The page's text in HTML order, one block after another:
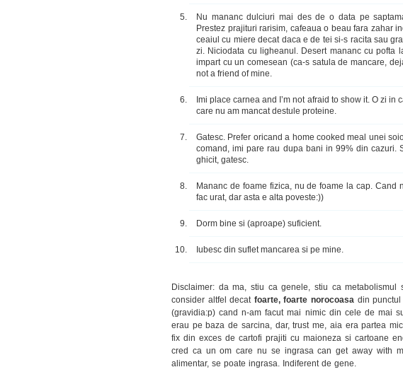
Nu mananc dulciuri mai des de o data pe
Prestez prajituri rarisim, cafeaua o beau fara zahar
ceaiul cu miere decat daca e de tei si-s racita sau
zi. Niciodata cu ligheanul. Desert mananc cu pofta
impart cu un comesean (ca-s satula de mancare,
not a friend of mine.
Imi place carnea and I’m not afraid to show it. O zi in
care nu am mancat destule proteine.
Gatesc. Prefer oricand a home cooked meal unei
comand, imi pare rau dupa bani in 99% din cazuri.
ghicit, gatesc.
Mananc de foame fizica, nu de foame la cap. Cand
fac urat, dar asta e alta poveste:))
Dorm bine si (aproape) suficient.
Iubesc din suflet mancarea si pe mine.
Disclaimer: da ma, stiu ca genele, stiu ca
consider altfel decat foarte, foarte norocoasa din
(gravidia:p) cand n-am facut mai nimic din cele de mai
erau pe baza de sarcina, dar, trust me, aia era partea
fix din exces de cartofi prajiti cu maioneza si cartoane
cred ca un om care nu se ingrasa can get away with
alimentar, se poate ingrasa. Indiferent de gene.